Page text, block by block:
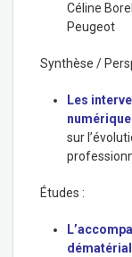
Céline
Peugeot
Synthèse /
Les
numérique
sur
Études :